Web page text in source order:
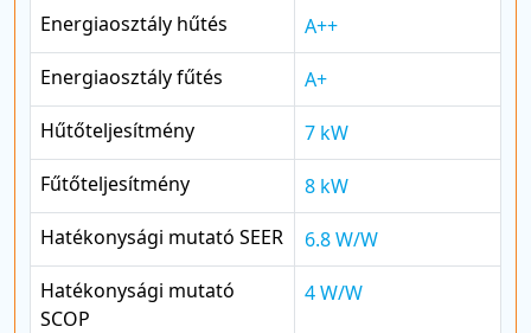
Energiaosztály hűtés
A++
Energiaosztály fűtés
A+
Hűtőteljesítmény
7 kW
Fűtőteljesítmény
8 kW
Hatékonysági mutató SEER
6.8 W/W
Hatékonysági mutató
SCOP
4 W/W